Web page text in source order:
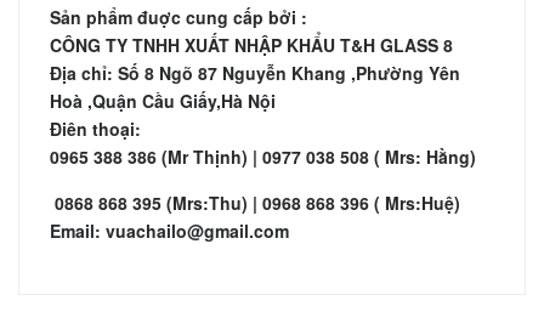
Sản phẩm đuợc cung cấp bởi :
CÔNG TY TNHH XUẤT NHẬP KHẨU T&H GLASS 8
Địa chỉ: Số 8 Ngõ 87 Nguyễn Khang ,Phường Yên
Hoà ,Quận Cầu Giấy,Hà Nội
Điên thoại:
0965 388 386 (Mr Thịnh) | 0977 038 508 ( Mrs: Hằng)
0868 868 395 (Mrs:Thu) | 0968 868 396 ( Mrs:Huệ)
Email: vuachailo@gmail.com